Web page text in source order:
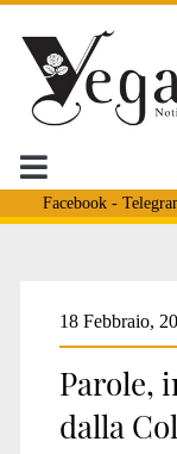
Facebook-
Tag:
18 Febbraio,
Parole,
dalla